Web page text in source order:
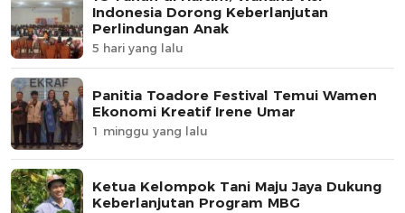
Indonesia Dorong Keberlanjutan
Perlindungan Anak
5 hari yang lalu
Panitia Toadore Festival Temui Wamen
Ekonomi Kreatif Irene Umar
1 minggu yang lalu
Ketua Kelompok Tani Maju Jaya Dukung
Keberlanjutan Program MBG